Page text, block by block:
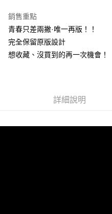
Apple Pay
悠遊付
運送方式
銷售重點
青春只差兩撇·唯一再版！！
完全保留原版設計
想收藏、沒買到的再一次機會！
詳細說明